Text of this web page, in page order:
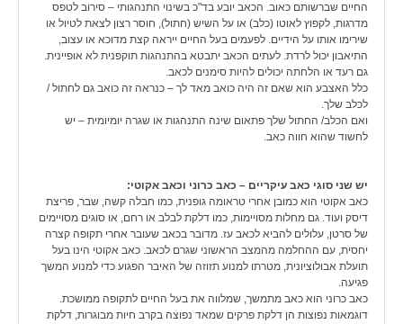
החיים שברשותם כאוב. הכאב יובע בד"כ בשינוי התנהגותי – סירוב לטפס
מדרגות, לקפוץ לאוטו (כלב) או על השיש (חתול), חוסר רצון לצאת לטיול או
שירימו אותו על הידיים. לפעמים בעל החיים ייראה קצת מדוכא או עצוב,
התיאבון יכול לרדת. לעתים הכאב יתבטא בהתנהגות תוקפנית לא אופיינית.
גם רעד או הלחתה יכולים להיות סימנים לכאב.
כלל האצבע הוא שאם זה היה כואב מאד לך – כנראה זה כואב גם לחתול /
לכלב שלך.
ואם הכלב/ החתול שלך פתאום שינה התנהגות או שגרה יומיומית – יש
לחשוד שהוא חווה כאב.
יש שני סוגי כאב עיקריים – כאב כרוני וכאב אקוטי:
כאב אקוטי הוא כמובן אחרי טראומה גופנית, כמו חבלה קשה, שבר, פריצת
דיסק ועוד. גם מחלות מסויימות, כמו דלקת לבלב או רחם, או סוגים מסויימים
של סרטן, עלולים להביא לכאב עז. מדובר בכאב שעובר אחרי תקופה קצרה
יחסית, עם ההחלמה מהמצב הראשוני שגרם לכאב. כאב אקוטי הינו בעל
תועלת אבולוציונית, מטרתו למנוע תזוזה של האיבר הפגוע כדי למנוע המשך
פגיעה.
כאב כרוני הוא כאב מתמשך, שמלווה את בעל החיים לתקופה ממושכת.
דוגמאות נפוצות הן דלקת פרקים שמאד נפוצה בקרב חיות מבוגרות, דלקת